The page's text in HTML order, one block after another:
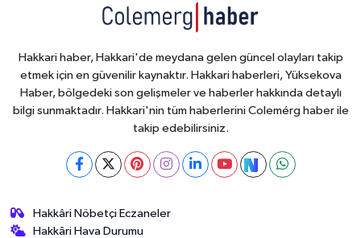
Hakkari haber, Hakkari'de meydana gelen güncel olayları takip
etmek için en güvenilir kaynaktır. Hakkari haberleri, Yüksekova
Haber, bölgedeki son gelişmeler ve haberler hakkında detaylı
bilgi sunmaktadır. Hakkari'nin tüm haberlerini Colemérg haber ile
takip edebilirsiniz.
Hakkâri Nöbetçi Eczaneler
Hakkâri Hava Durumu